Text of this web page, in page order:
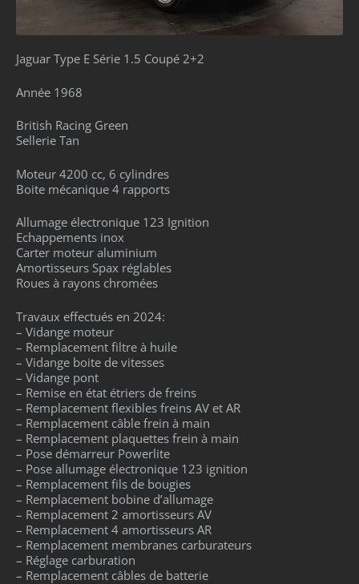
Jaguar Type E Série 1.5 Coupé 2+2
Année 1968
British Racing Green
Sellerie Tan
Moteur 4200 cc, 6 cylindres
Boite mécanique 4 rapports
Allumage électronique 123 Ignition
Echappements inox
Carter moteur aluminium
Amortisseurs Spax réglables
Roues à rayons chromées
Travaux effectués en 2024:
– Vidange moteur
– Remplacement filtre à huile
– Vidange boite de vitesses
– Vidange pont
– Remise en état étriers de freins
– Remplacement flexibles freins AV et AR
– Remplacement câble frein à main
– Remplacement plaquettes frein à main
– Pose démarreur Powerlite
– Pose allumage électronique 123 ignition
– Remplacement fils de bougies
– Remplacement bobine d’allumage
– Remplacement 2 amortisseurs AV
– Remplacement 4 amortisseurs AR
– Remplacement membranes carburateurs
– Réglage carburation
– Remplacement câbles de batterie